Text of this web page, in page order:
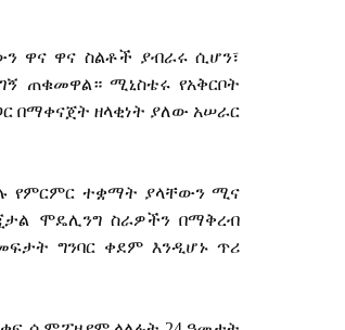
ዋና ዋና ስልቶች ያብራሩ ሲሆን፣
ጠቁመዋል። ሚኒስቴሩ የአቅርቦት
በማቀናጀት ዘላቂነት ያለው አሠራር
የምርምር ተቋማት ያላቸውን ሚና
ሞዴሊንግ ስራዎችን በማቅረብ
ግንባር ቀደም እንዲሆኑ ጥሪ